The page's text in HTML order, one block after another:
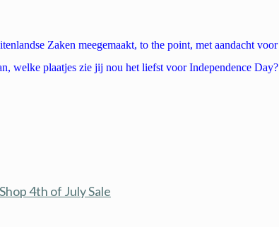
Zaken meegemaakt, to the point, met aandacht voor
welke plaatjes zie jij nou het liefst voor Independence Day?